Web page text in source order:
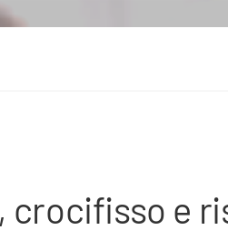
crocifisso e